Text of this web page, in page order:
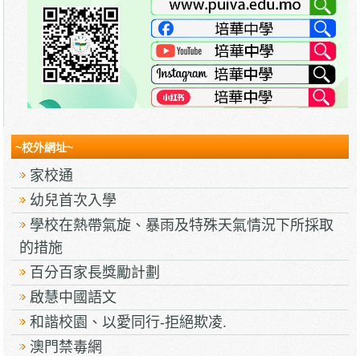
~校外網址~
家校通
幼兒首次入學
學校在熱帶氣旋、暴雨及特殊天氣情況下所採取
的措施
百分百家長獎勵計劃
啟慧中國語文
和諧校園、以愛同行-拒絕欺凌.
澳門禁毒網